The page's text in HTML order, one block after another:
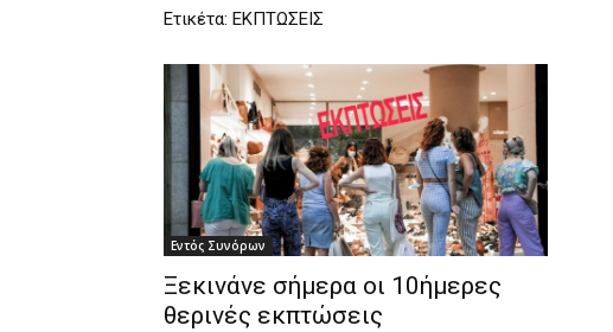
Ετικέτα: ΕΚΠΤΩΣΕΙΣ
Εντός Συνόρων
Ξεκινάνε σήμερα οι 10ήμερες
θερινές εκπτώσεις